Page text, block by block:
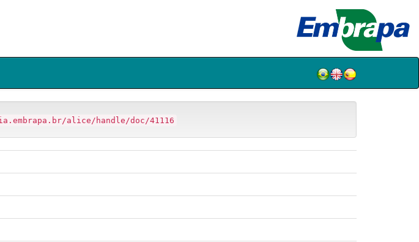
alice/handle/doc/41116